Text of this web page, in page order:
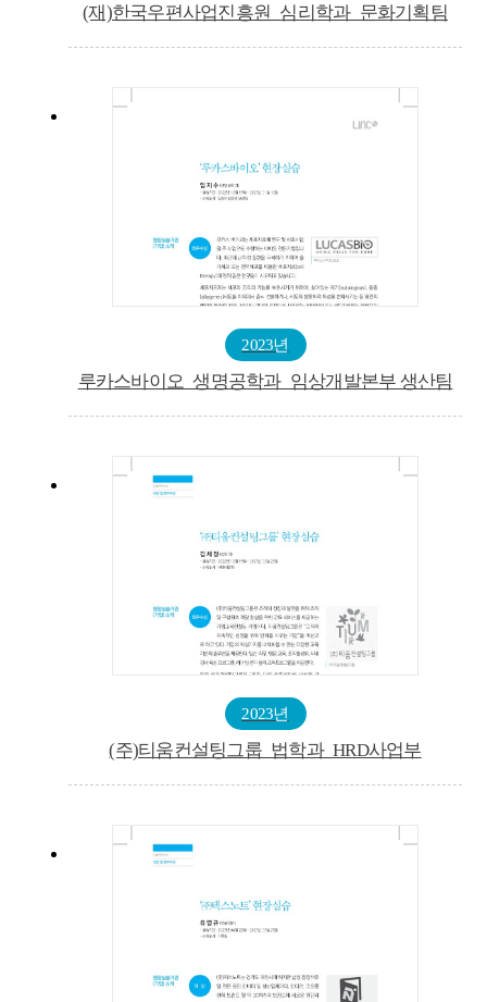
(재)한국우편사업진흥원_심리학과_문화기획팀
2023년
루카스바이오_생명공학과_임상개발본부 생산팀
2023년
(주)티움컨설팅그룹_법학과_HRD사업부